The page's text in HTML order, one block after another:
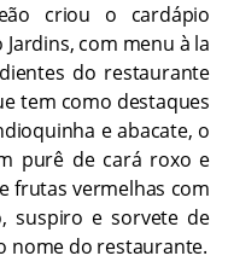
criou o cardápio
com menu à la
do restaurante
tem como destaques
e abacate, o
purê de cará roxo e
frutas vermelhas com
suspiro e sorvete de
nome do restaurante.